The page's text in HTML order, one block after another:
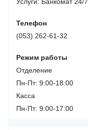
Телефон
(053) 262-61-32
Режим работы
Отделение
Пн-Пт: 9:00-18:00
Касса
Пн-Пт: 9:00-17:00